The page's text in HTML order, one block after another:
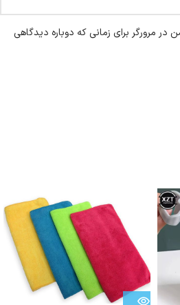
در مرورگر برای زمانی که دوباره دیدگاهی